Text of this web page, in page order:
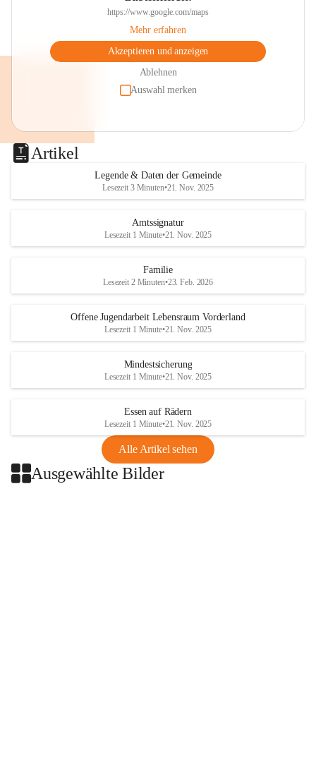
https://www.google.com/maps
Mehr erfahren
Akzeptieren und anzeigen
Ablehnen
Auswahl merken
Artikel
Legende & Daten der Gemeinde
Lesezeit 3 Minuten•21. Nov. 2025
Amtssignatur
Lesezeit 1 Minute•21. Nov. 2025
Familie
Lesezeit 2 Minuten•23. Feb. 2026
Offene Jugendarbeit Lebensraum Vorderland
Lesezeit 1 Minute•21. Nov. 2025
Mindestsicherung
Lesezeit 1 Minute•21. Nov. 2025
Essen auf Rädern
Lesezeit 1 Minute•21. Nov. 2025
Alle Artikel sehen
Ausgewählte Bilder